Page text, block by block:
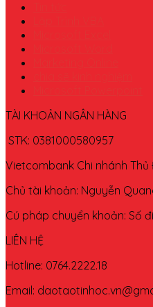
TÀI KHOẢN NGÂN HÀNG
STK: 0381000580957
Vietcombank Chi nhánh Thủ
Chủ tài khoản: Nguyễn
Cú pháp chuyển khoản: Số
LIÊN HỆ
Hotline: 0764.2222.18
Email: